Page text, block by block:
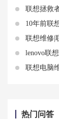
联想拯救者总
10年前联
联想维修|
lenovo联想售
联想电脑
热门问答